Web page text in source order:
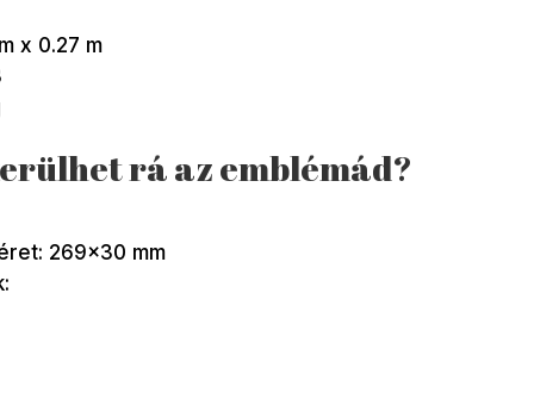
x 0.27 m
rá az emblémád?
269×30 mm